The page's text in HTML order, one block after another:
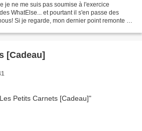
je ne me suis pas soumise à l'exercice
WhatElse... et pourtant il s'en passe des
Si je regarde, mon dernier point remonte au
[Cadeau]